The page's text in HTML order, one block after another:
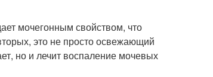
мочегонным свойством, что
это не просто освежающий
но и лечит воспаление мочевых